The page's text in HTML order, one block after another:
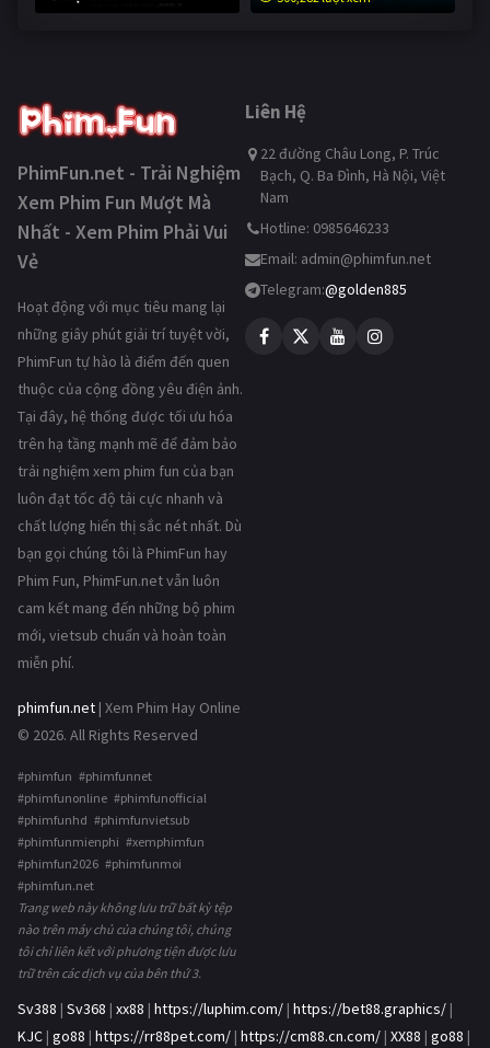
249,853 lượt xem
PhimFun.net - Trải Nghiệm
Xem Phim Fun Mượt Mà
Nhất - Xem Phim Phải Vui
Vẻ
Hoạt động với mục tiêu mang lại
những giây phút giải trí tuyệt vời,
PhimFun tự hào là điểm đến quen
thuộc của cộng đồng yêu điện ảnh.
Tại đây, hệ thống được tối ưu hóa
trên hạ tầng mạnh mẽ để đảm bảo
trải nghiệm xem phim fun của bạn
luôn đạt tốc độ tải cực nhanh và
chất lượng hiển thị sắc nét nhất. Dù
bạn gọi chúng tôi là PhimFun hay
Phim Fun, PhimFun.net vẫn luôn
cam kết mang đến những bộ phim
mới, vietsub chuẩn và hoàn toàn
miễn phí.
phimfun.net | Xem Phim Hay Online
© 2026. All Rights Reserved
#phimfun #phimfunnet
#phimfunonline #phimfunofficial
#phimfunhd #phimfunvietsub
#phimfunmienphi #xemphimfun
#phimfun2026 #phimfunmoi
#phimfun.net
Trang web này không lưu trữ bất kỳ tệp
nào trên máy chủ của chúng tôi, chúng
tôi chỉ liên kết với phương tiện được lưu
trữ trên các dịch vụ của bên thứ 3.
Liên Hệ
22 đường Châu Long, P. Trúc
Bạch, Q. Ba Đình, Hà Nội, Việt
Nam
Hotline: 0985646233
Email: admin@phimfun.net
Telegram:@golden885
Sv388 | Sv368 | xx88 | https://luphim.com/ | https://bet88.graphics/ |
KJC | go88 | https://rr88pet.com/ | https://cm88.cn.com/ | XX88 | go88 |